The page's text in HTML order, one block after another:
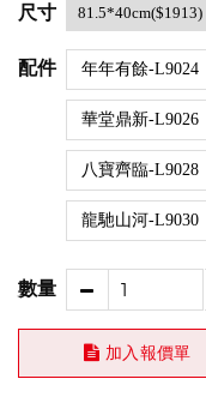
尺寸
配件 年年有餘-L9024
華堂鼎新-L9026
八寶齊臨-L9028
龍馳山河-L9030
數量
加入報價單